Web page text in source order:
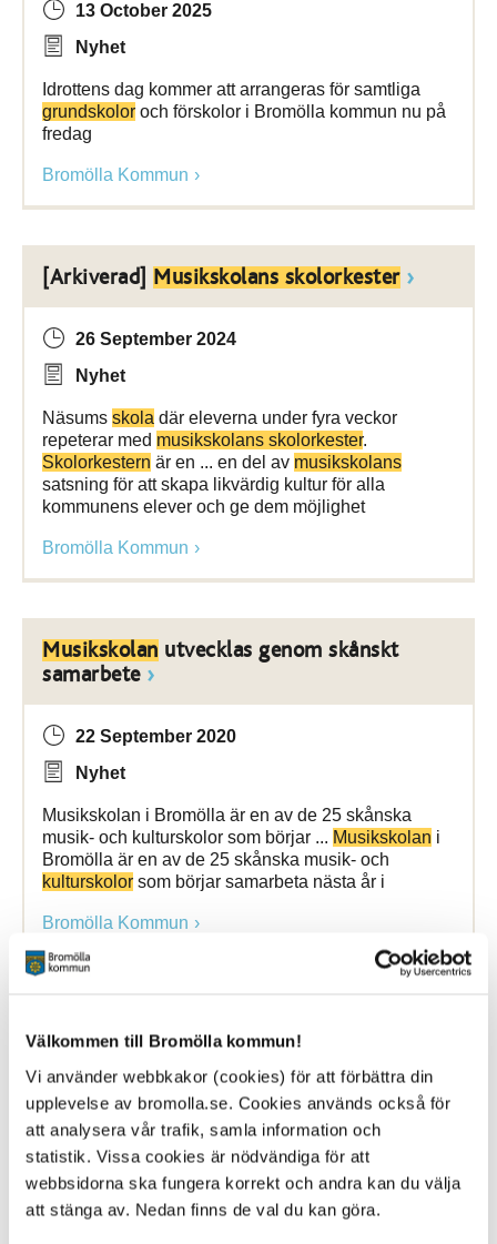
Välkommen till Bromölla kommun!
Vi använder webbkakor (cookies) för att förbättra din
upplevelse av bromolla.se. Cookies används också för
att analysera vår trafik, samla information och
statistik. Vissa cookies är nödvändiga för att
webbsidorna ska fungera korrekt och andra kan du välja
att stänga av. Nedan finns de val du kan göra.
13 October 2025
Nyhet
Idrottens dag kommer att arrangeras för samtliga
grundskolor och förskolor i Bromölla kommun nu på
fredag
Bromölla Kommun
[Arkiverad] Musikskolans skolorkester
26 September 2024
Nyhet
Näsums skola där eleverna under fyra veckor
repeterar med musikskolans skolorkester.
Skolorkestern är en ... en del av musikskolans
satsning för att skapa likvärdig kultur för alla
kommunens elever och ge dem möjlighet
Bromölla Kommun
Musikskolan utvecklas genom skånskt
samarbete
22 September 2020
Nyhet
Musikskolan i Bromölla är en av de 25 skånska
musik- och kulturskolor som börjar ... Musikskolan i
Bromölla är en av de 25 skånska musik- och
kulturskolor som börjar samarbeta nästa år i
Bromölla Kommun
12 May 2026
Nyhet
Förra veckan deltog Alvikenskolan i ”Run the World”.
Projektet engagerade omkring 200 ... ”Run the